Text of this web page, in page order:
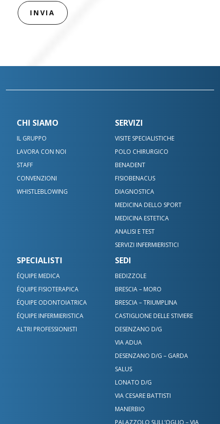
Contatta le nostre sedi
Bedizzole
Benacus Lab - Bedizzole - Via Garibaldi 6/A
Scrivici su WhatsApp
Benacus Lab - Brescia - Moro -
+393783102040
CHI SIAMO
IL GRUPPO
LAVORA CON NOI
STAFF
CONVENZIONI
WHISTLEBLOWING
SERVIZI
VISITE SPECIALISTICHE
POLO CHIRURGICO
BENADENT
FISIOBENACUS
DIAGNOSTICA
MEDICINA DELLO SPORT
MEDICINA ESTETICA
ANALISI E TEST
SERVIZI INFERMIERISTICI
SPECIALISTI
ÉQUIPE MEDICA
ÉQUIPE FISIOTERAPICA
ÉQUIPE ODONTOIATRICA
ÉQUIPE INFERMIERISTICA
ALTRI PROFESSIONISTI
SEDI
BEDIZZOLE
BRESCIA – MORO
BRESCIA – TRIUMPLINA
CASTIGLIONE DELLE STIVIERE
DESENZANO D/G
VIA ADUA
DESENZANO D/G – GARDA
SALUS
LONATO D/G
VIA CESARE BATTISTI
MANERBIO
PALAZZOLO SULL’OGLIO – VIA